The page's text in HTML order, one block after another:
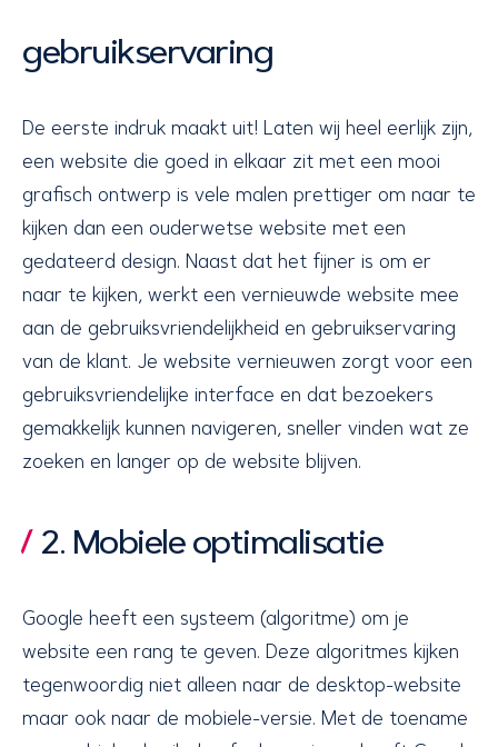
gebruikservaring
De eerste indruk maakt uit! Laten wij heel eerlijk zijn,
een website die goed in elkaar zit met een mooi
grafisch ontwerp is vele malen prettiger om naar te
kijken dan een ouderwetse website met een
gedateerd design. Naast dat het fijner is om er
naar te kijken, werkt een vernieuwde website mee
aan de gebruiksvriendelijkheid en gebruikservaring
van de klant. Je website vernieuwen zorgt voor een
gebruiksvriendelijke interface en dat bezoekers
gemakkelijk kunnen navigeren, sneller vinden wat ze
zoeken en langer op de website blijven.
2. Mobiele optimalisatie
Google heeft een systeem (algoritme) om je
website een rang te geven. Deze algoritmes kijken
tegenwoordig niet alleen naar de desktop-website
maar ook naar de mobiele-versie. Met de toename